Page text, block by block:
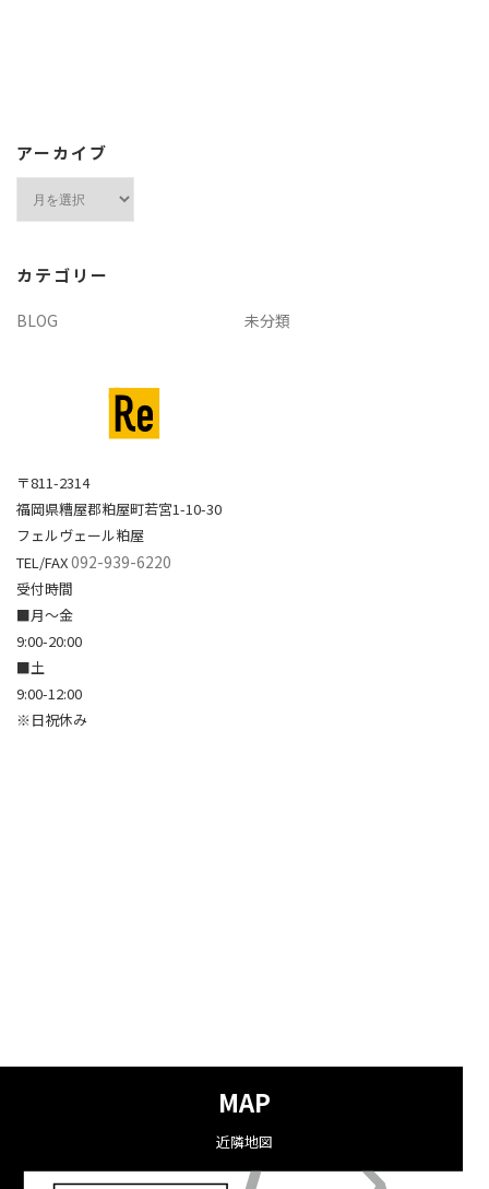
アーカイブ
ブ
カテゴリー
BLOG 未分類
〒811-2314
福岡県糟屋郡粕屋町若宮1-10-30
フェルヴェール粕屋
TEL/FAX092-939-6220
受付時間
■月～金
9:00-20:00
■土
9:00-12:00
※日祝休み
MAP
近隣地図